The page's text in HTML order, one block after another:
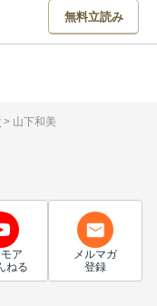
無料立読み
山下和美
ア
ねる
メルマガ
登録